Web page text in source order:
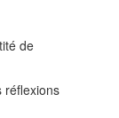
de
réflexions